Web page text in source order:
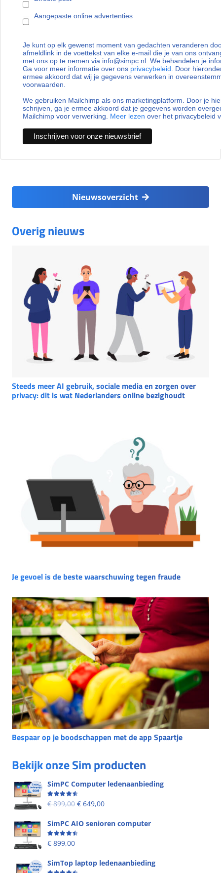
Aangepaste online advertenties
Je kunt op elk gewenst moment van gedachten veranderen
afmeldlink in de voettekst van elke e-mail die je van ons
met ons op te nemen via info@simpc.nl. We behandelen je
Ga voor meer informatie over ons privacybeleid . Door
ermee akkoord dat wij je gegevens verwerken in
voorwaarden.
We gebruiken Mailchimp als ons marketingplatform. Door je
schrijven, ga je ermee akkoord dat je gegevens worden
Mailchimp voor verwerking. Meer lezen over het privacybeleid
Nieuwsoverzicht
Overig nieuws
Steeds meer AI gebruik, sociale media en zorgen over
privacy: dit is wat Nederlanders online bezighoudt
Je gevoel is de beste waarschuwing tegen fraude
Bespaar op je boodschappen met de app Spaartje
Bekijk onze Sim producten
SimPC Computer ledenaanbieding
Beoordeling 4.60uit 5
€899,00 € 649,00
SimPC AIO senioren computer
Beoordeling
€ 899,00
SimTop laptop ledenaanbieding